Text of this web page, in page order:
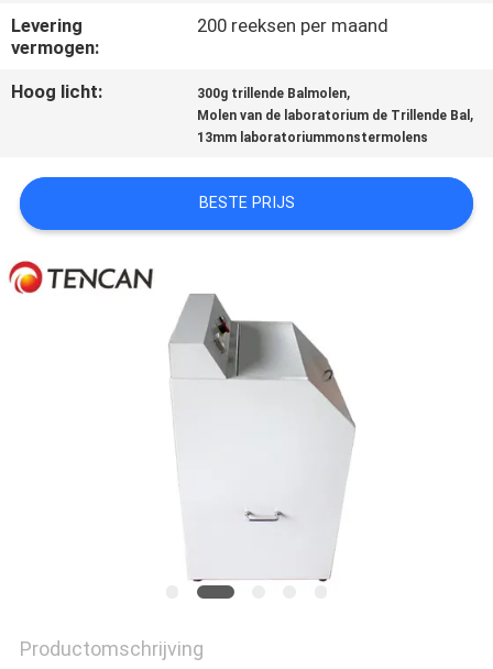
VERZOEK
OM EEN
SITEMAP
PRIVACYBELEID
Levering
vermogen:
200 reeksen per maand
Hoog licht: 300g trillende Balmolen,
Molen van de laboratorium de Trillende Bal ,
13mm laboratoriummonstermolens
BESTE PRIJS
Productomschrijving